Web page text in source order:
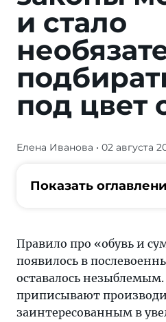
и стало
под цвет
Правило
«обувь
цвета»
послевоенные
Елена Иванова • 02 августа
Показать
Правило про «обувь и
появилось в
оставалось
приписывают
заинтересованным в